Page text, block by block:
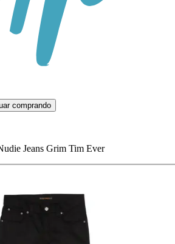
comprando
Jeans Grim Tim Ever